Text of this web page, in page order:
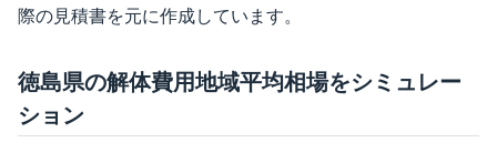
際の見積書を元に作成しています。
徳島県の解体費用地域平均相場をシミュレー
ション